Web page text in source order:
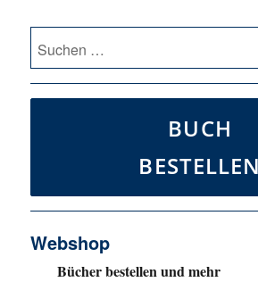
Suche
nach:
BUCH
BESTELLEN
Webshop
Bücher bestellen und mehr